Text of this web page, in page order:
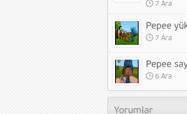
7 Ara
7 Ara
6 Ara